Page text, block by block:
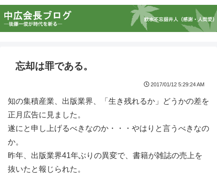
忘却は罪である。
2017/01/12 5:29:24 AM
知の集積産業、出版業界、「生き残れるか」どうかの差を
正月広告に見ました。
遂にと申し上げるべきなのか・・・やはりと言うべきなの
か。
昨年、出版業界41年ぶりの異変で、書籍が雑誌の売上を
抜いたと報じられた。